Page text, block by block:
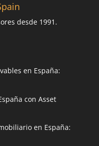
desde 1991.
en España:
con Asset
en España: